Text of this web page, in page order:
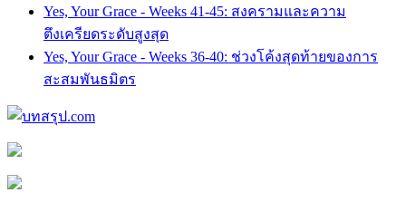
Yes, Your Grace - Weeks 41-45: สงครามและความ
ตึงเครียดระดับสูงสุด
Yes, Your Grace - Weeks 36-40: ช่วงโค้งสุดท้ายของการ
สะสมพันธมิตร